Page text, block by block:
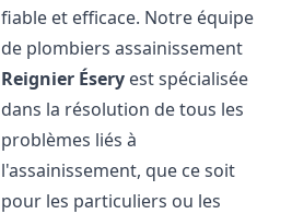
fiable et efficace. Notre équipe
de plombiers assainissement
Reignier Ésery est spécialisée
dans la résolution de tous les
problèmes liés à
l'assainissement, que ce soit
pour les particuliers ou les